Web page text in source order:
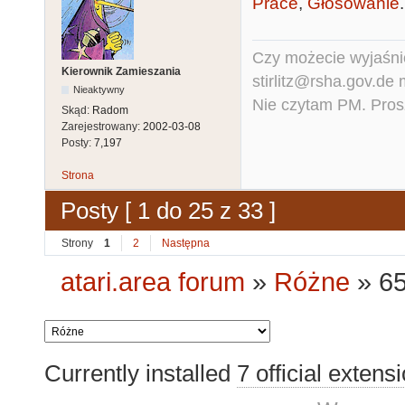
Kierownik Zamieszania
Nieaktywny
Skąd: Radom
Zarejestrowany: 2002-03-08
Posty: 7,197
Czy możecie
stirlitz@rsha.gov.de
Nie czytam PM.
Strona
Posty [ 1 do 25 z 33 ]
Strony 1 2 Następna
atari.area forum » Różne »
Currently installed 7 official